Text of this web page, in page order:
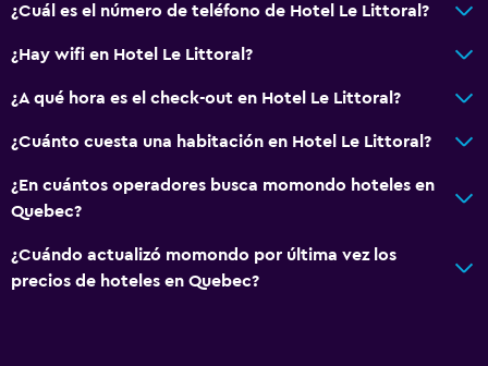
¿Cuál es el número de teléfono de Hotel Le Littoral?
¿Hay wifi en Hotel Le Littoral?
¿A qué hora es el check-out en Hotel Le Littoral?
¿Cuánto cuesta una habitación en Hotel Le Littoral?
¿En cuántos operadores busca momondo hoteles en
Quebec?
¿Cuándo actualizó momondo por última vez los
precios de hoteles en Quebec?